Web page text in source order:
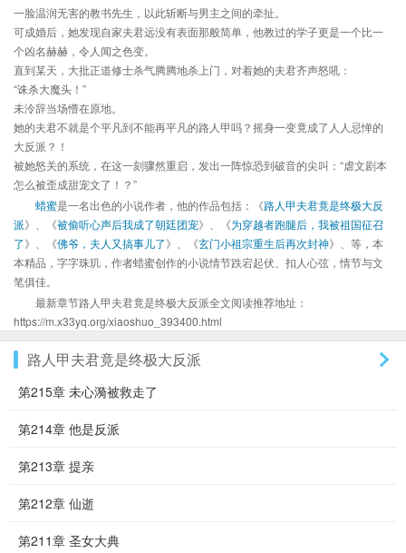
一脸温润无害的教书先生，以此斩断与男主之间的牵扯。
可成婚后，她发现自家夫君远没有表面那般简单，他教过的学子更是一个比一
个凶名赫赫，令人闻之色变。
直到某天，大批正道修士杀气腾腾地杀上门，对着她的夫君齐声怒吼：
“诛杀大魔头！”
未泠辞当场懵在原地。
她的夫君不就是个平凡到不能再平凡的路人甲吗？摇身一变竟成了人人忌惮的
大反派？！
被她怒关的系统，在这一刻骤然重启，发出一阵惊恐到破音的尖叫：“虐文剧本
怎么被歪成甜宠文了！？”
蜡蜜是一名出色的小说作者，他的作品包括：《路人甲夫君竟是终极大反
派》、《被偷听心声后我成了朝廷团宠》、《为穿越者跑腿后，我被祖国征召
了》、《佛爷，夫人又搞事儿了》、《玄门小祖宗重生后再次封神》、等，本
本精品，字字珠玑，作者蜡蜜创作的小说情节跌宕起伏、扣人心弦，情节与文
笔俱佳。
最新章节路人甲夫君竟是终极大反派全文阅读推荐地址：
https://m.x33yq.org/xiaoshuo_393400.html
路人甲夫君竟是终极大反派
第215章 未心漪被救走了
第214章 他是反派
第213章 提亲
第212章 仙逝
第211章 圣女大典